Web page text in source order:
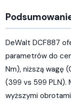
DeWalt DCF887
parametrów do
Nm), niższą wagę
(399 vs 599 PLN).
wyższymi